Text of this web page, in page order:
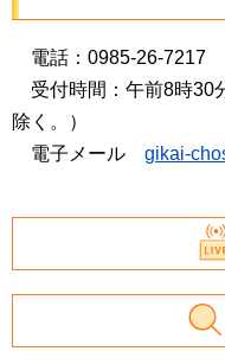
電話：0985-26-7217
受付時間：午前8時30
除く。）
電子メール gikai-